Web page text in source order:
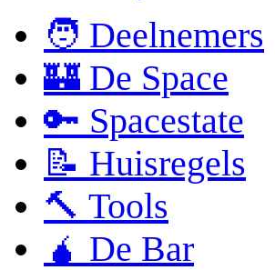
🧑 Deelnemers
🏰 De Space
🔑 Spacestate
📝 Huisregels
🔨 Tools
🧉 De Bar